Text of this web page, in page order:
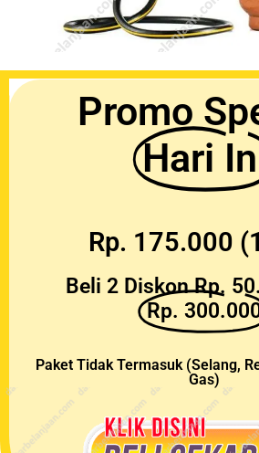
Promo
Hari
Rp. 175.000
Beli 2 Diskon Rp.
Rp.
Paket Tidak Termasuk (Selang,
Gas)